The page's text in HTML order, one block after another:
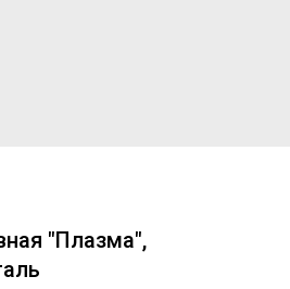
"Плазма",